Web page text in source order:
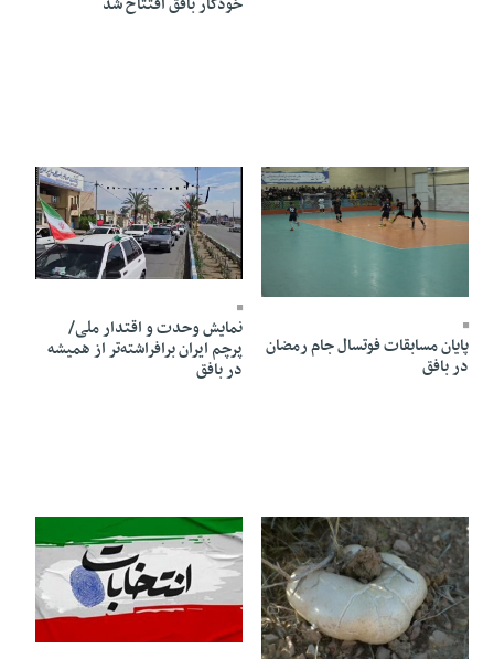
پایان مسابقات فوتسال جام رمضان
در بافق
12 Farvardin 1405 - 16:30
نمایش وحدت و اقتدار ملی/
پرچم ایران برافراشته‌تر از همیشه
در بافق
08 Farvardin 1405 - 09:13